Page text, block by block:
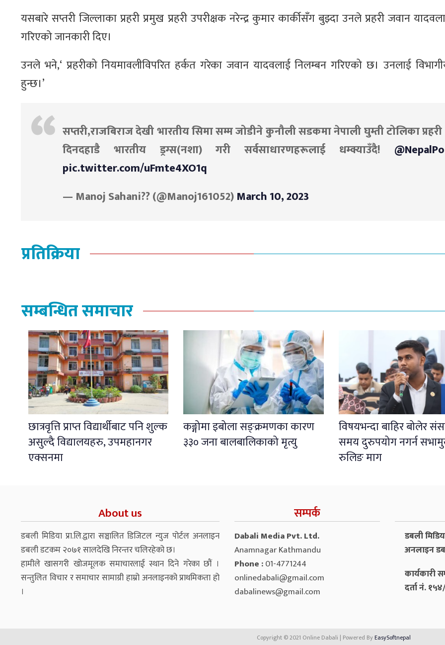
यसबारे सप्तरी जिल्लाका प्रहरी प्रमुख प्रहरी उपरीक्षक नरेन्द्र कुमार कार्कीसँग बुझ्दा उनले प्रहरी जवान
गरिएको जानकारी दिए।
उनले भने,‘ प्रहरीको नियमावलीविपरित हर्कत गरेका जवान यादवलाई निलम्बन गरिएको छ। उनलाई
हुन्छ।’
सप्तरी,राजबिराज देखी भारतीय सिमा सम्म जोडीने कुनौली सडकमा नेपाली घुम्ती टोलिका
दिनदहाडै भारतीय ड्रग्स(नशा) गरी सर्वसाधारणहरूलाई धम्क्याउँदै!
pic.twitter.com/uFmte4XO1q
— Manoj Sahani?? (@Manoj161052)March 10, 2023
प्रतिक्रिया
सम्बन्धित समाचार
छात्रवृत्ति प्राप्त विद्यार्थीबाट पनि शुल्क
असुल्दै विद्यालयहरु, उपमहानगर
एक्सनमा
कङ्गोमा इबोला सङ्क्रमणका कारण
३३० जना बालबालिकाको मृत्यु
विषयभन्दा बाहिर बोलेर
समय दुरुपयोग नगर्न
रुलिङ माग
About us
डबली मिडिया प्रा.लि.द्वारा सञ्चालित डिजिटल न्युज पोर्टल अनलाइन
डबली डटकम २०७१ सालदेखि निरन्तर चलिरहेको छ।
हामीले खासगरी खोजमूलक समाचारलाई स्थान दिने गरेका छौं ।
सन्तुलित विचार र समाचार सामाग्री हाम्रो अनलाइनको प्राथमिकता हो
।
सम्पर्क
Dabali Media Pvt. Ltd.
Anamnagar Kathmandu
Phone :01-4771244
onlinedabali@gmail.com
dabalinews@gmail.com
डबली
अनलाइन
कार्यकारी
दर्ता नं.
Copyright © 2021 Online Dabali | Powered ByEasySoftnepal